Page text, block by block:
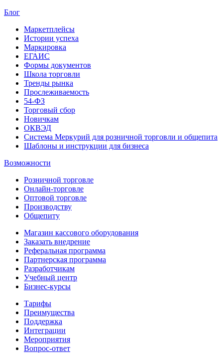
Блог
Маркетплейсы
Истории успеха
Маркировка
ЕГАИС
Формы документов
Школа торговли
Тренды рынка
Прослеживаемость
54-ФЗ
Торговый сбор
Новичкам
ОКВЭД
Система Меркурий для розничной торговли и общепита
Шаблоны и инструкции для бизнеса
Возможности
Розничной торговле
Онлайн-торговле
Оптовой торговле
Производству
Общепиту
Магазин кассового оборудования
Заказать внедрение
Реферальная программа
Партнерская программа
Разработчикам
Учебный центр
Бизнес‑курсы
Тарифы
Преимущества
Поддержка
Интеграции
Мероприятия
Вопрос-ответ